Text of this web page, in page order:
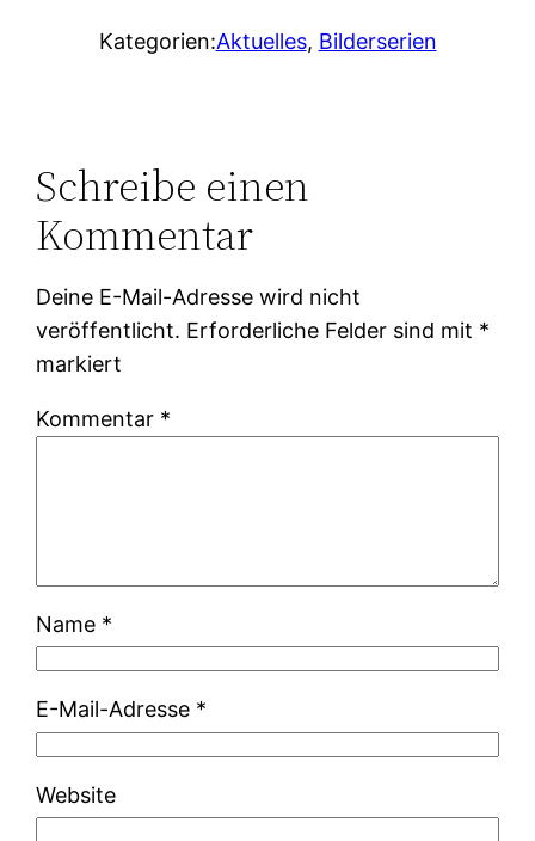
Kategorien:Aktuelles, Bilderserien
Schreibe einen
Kommentar
Deine E-Mail-Adresse wird nicht
veröffentlicht. Erforderliche Felder sind mit *
markiert
Kommentar *
Name *
E-Mail-Adresse *
Website